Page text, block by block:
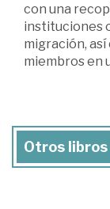
con una
instituciones
migración,
miembros en
Otros libros